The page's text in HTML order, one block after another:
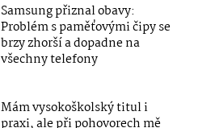
Samsung přiznal obavy:
Problém s paměťovými čipy se
brzy zhorší a dopadne na
všechny telefony
Mám vysokoškolský titul i
praxi, ale při pohovorech mě